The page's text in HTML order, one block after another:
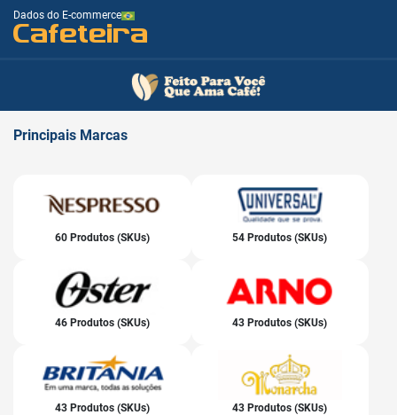
Dados do E-commerce
Cafeteira
Principais Marcas
60 Produtos (SKUs) 54 Produtos (SKUs)
46 Produtos (SKUs) 43 Produtos (SKUs)
43 Produtos (SKUs) 43 Produtos (SKUs)